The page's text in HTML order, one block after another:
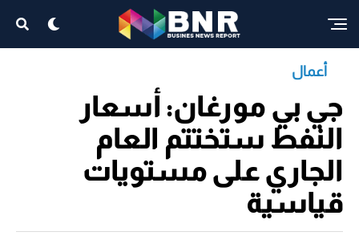
أعمال
جي بي مورغان: أسعار
النفط ستختتم العام
الجاري على مستويات
قياسية